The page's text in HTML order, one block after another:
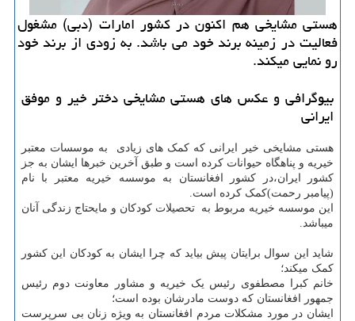
هستی مشایخی هم اكنون در كشور امارات (دبی) مشغول
فعالیت در زمینه برند خود می باشد. به زودی از برند خود
رو نمایی میكند.
بیوگرافی و عکس های هستی مشایخی دختر خیر و موفق
ایرانی
هستی مشایخی خیر ایرانی که کمک های زیادی به موسسات معتبر
خیریه و پناهگاه حیوانات کرده است و طبق آخرین خبرها ایشان به جز
کشور ایران،در کشور افغانستان به موسسه خیریه معتبر با نام
(پیامبر رحمت)کمک کرده است.
این موسسه خیریه مربوط به تحصیلات کودکان و مایحتاج زندگی آنان
میباشد.
شاید این سوال برایتان پیش بیاید که چرا ایشان به کودکان این کشور
کمک میکند؛
خانم کبرا مصطفوی رئیس یک خیریه و مشاور معاونت دوم رئیس
جمهور افغانستان که دوست مادرشان بوده است؛
ایشان در مورد مشکلات مردم افغانستان به ویژه زنان بی سرپرست